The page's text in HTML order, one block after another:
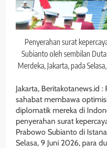
Penyerahan surat
Subianto oleh sembilan
Merdeka, Jakarta, pada
Jakarta, Beritakotanews.id
sahabat membawa
diplomatik mereka di
penyerahan surat
Prabowo Subianto di
Selasa, 9 Juni 2026, para